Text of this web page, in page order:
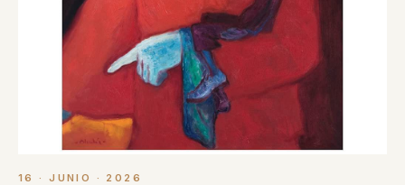
16 · JUNIO · 2026